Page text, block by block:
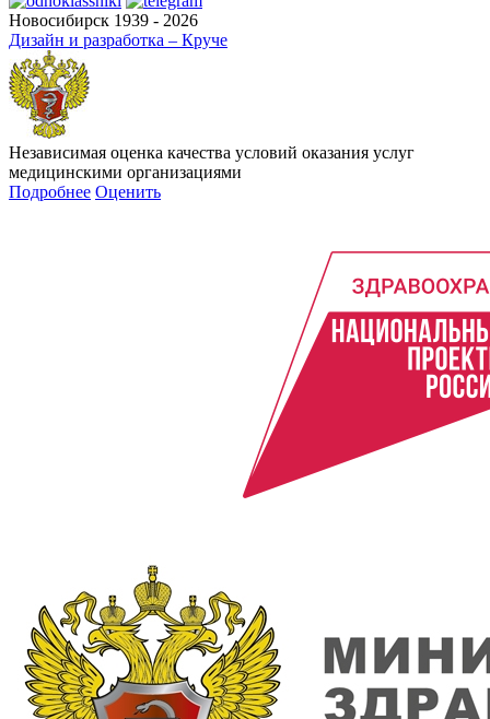
Новосибирск 1939 - 2026
Дизайн и разработка – Круче
Независимая оценка качества условий оказания услуг
медицинскими организациями
Подробнее Оценить